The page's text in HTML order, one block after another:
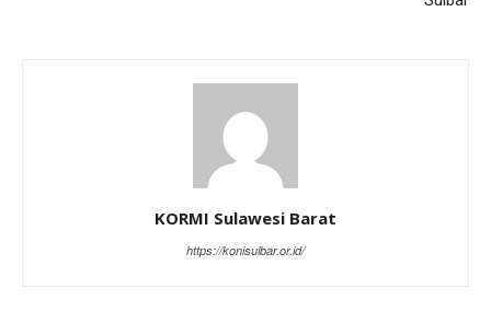
KORMI Sulawesi Barat
https://konisulbar.or.id/